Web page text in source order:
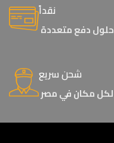
نقداً
حلول دفع متعددة
شحن سريع
لكل مكان في مصر